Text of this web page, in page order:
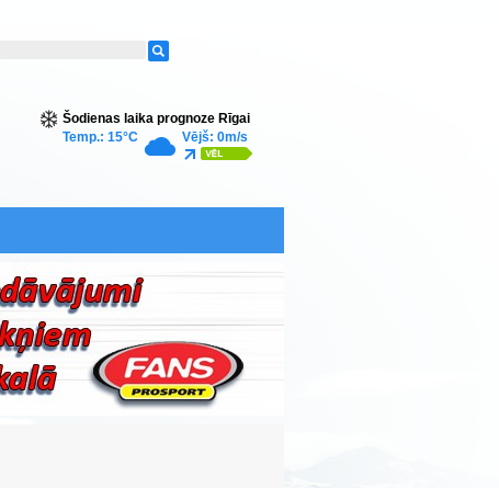
Šodienas laika prognoze Rīgai
Temp.: 15°C
Vējš: 0m/s